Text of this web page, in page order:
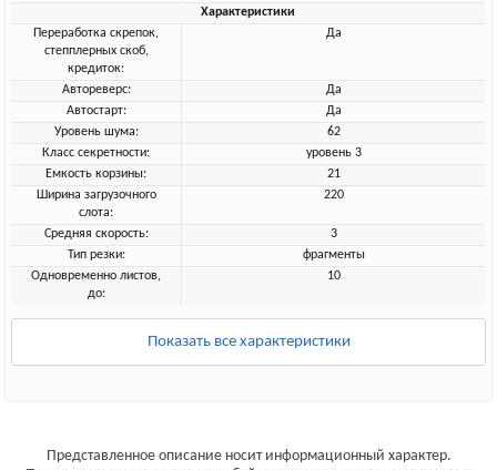
Характеристики
Переработка скрепок,
степплерных скоб,
кредиток:
Да
Автореверс:
Да
Автостарт:
Да
Уровень шума:
62
Класс секретности:
уровень 3
Емкость корзины:
21
Ширина загрузочного
слота:
220
Средняя скорость:
3
Тип резки:
фрагменты
Одновременно листов,
до:
10
Показать все характеристики
Представленное описание носит информационный характер.